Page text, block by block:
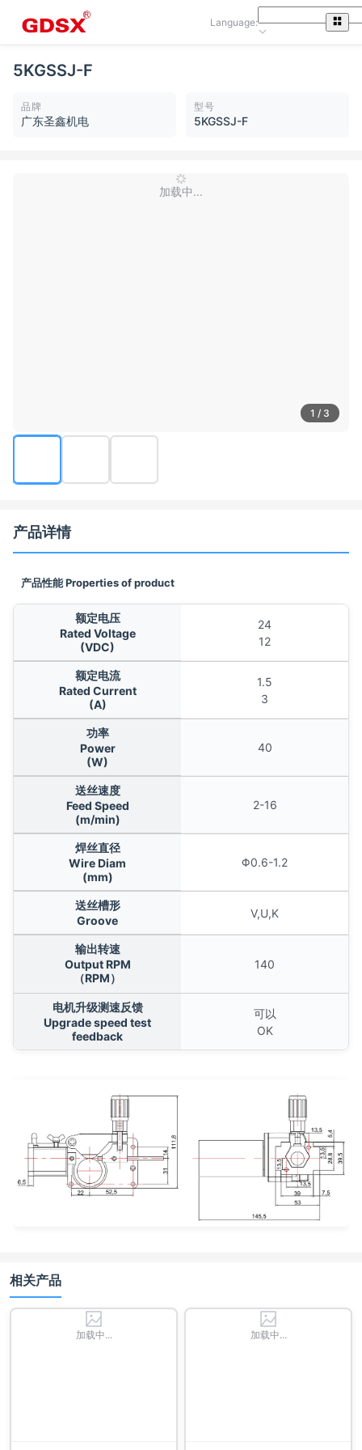
Language:
5KGSSJ-F
品牌
广东圣鑫机电
型号
5KGSSJ-F
加载中...
1 / 3
产品详情
产品性能 Properties of product
额定电压
Rated Voltage
(VDC)
24
12
额定电流
Rated Current
(A)
1.5
3
功率
Power
(W)
40
送丝速度
Feed Speed
(m/min)
2-16
焊丝直径
Wire Diam
(mm)
Φ0.6-1.2
送丝槽形
Groove
V,U,K
输出转速
Output RPM
（RPM）
140
电机升级测速反馈
Upgrade speed test
feedback
可以
OK
相关产品
加载中... 加载中...